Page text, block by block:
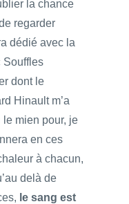
la chance
regarder
dédié avec la
Souffles
dont le
Hinault m’a
le mien pour, je
en ces
à chacun,
delà de
le sang est